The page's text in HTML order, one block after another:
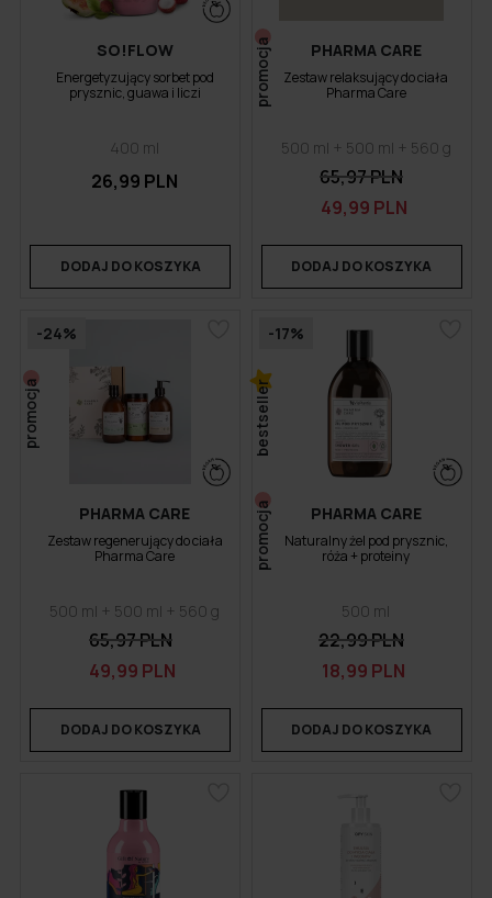
SO!FLOW
Energetyzujący sorbet pod
prysznic, guawa i liczi
400 ml
26,99 PLN
DODAJ DO KOSZYKA
promocja PHARMA CARE
Zestaw relaksujący do ciała
Pharma Care
500 ml + 500 ml + 560 g
65,97 PLN
49,99 PLN
DODAJ DO KOSZYKA
-24%
promocja
PHARMA CARE
Zestaw regenerujący do ciała
Pharma Care
500 ml + 500 ml + 560 g
65,97 PLN
49,99 PLN
DODAJ DO KOSZYKA
-17%
promocja
bestseller
PHARMA CARE
Naturalny żel pod prysznic,
róża + proteiny
500 ml
22,99 PLN
18,99 PLN
DODAJ DO KOSZYKA